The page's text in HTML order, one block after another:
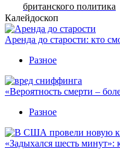
британского политика
Калейдоскоп
Аренда до старости: кто
Разное
«Вероятность смерти –
Разное
«Задыхался шесть